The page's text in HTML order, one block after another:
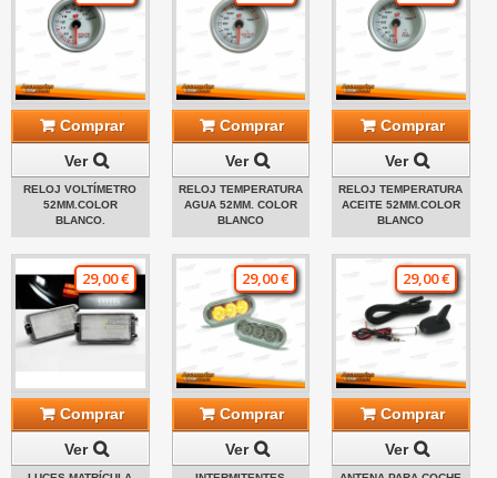
Comprar
Ver
RELOJ VOLTÍMETRO
52MM.COLOR
BLANCO.
Comprar
Ver
RELOJ TEMPERATURA
AGUA 52MM. COLOR
BLANCO
Comprar
Ver
RELOJ TEMPERATURA
ACEITE 52MM.COLOR
BLANCO
29,00 €
Comprar
Ver
29,00 €
Comprar
Ver
29,00 €
Comprar
Ver